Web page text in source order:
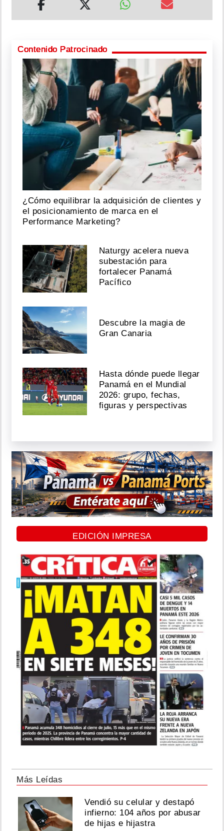
Contenido Patrocinado
¿Cómo equilibrar la adquisición de clientes y
el posicionamiento de marca en el
Performance Marketing?
Naturgy acelera nueva
subestación para
fortalecer Panamá
Pacífico
Descubre la magia de
Gran Canaria
Hasta dónde puede llegar
Panamá en el Mundial
2026: grupo, fechas,
figuras y perspectivas
EDICIÓN IMPRESA
Más Leídas
Vendió su celular y destapó
infierno: 104 años por abusar
de hijas e hijastra